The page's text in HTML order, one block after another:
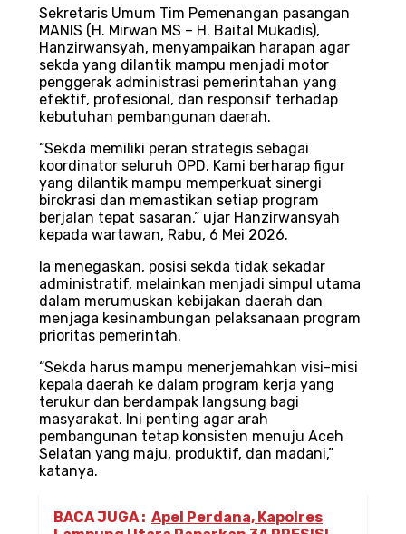
Sekretaris Umum Tim Pemenangan pasangan
MANIS (H. Mirwan MS – H. Baital Mukadis),
Hanzirwansyah, menyampaikan harapan agar
sekda yang dilantik mampu menjadi motor
penggerak administrasi pemerintahan yang
efektif, profesional, dan responsif terhadap
kebutuhan pembangunan daerah.
“Sekda memiliki peran strategis sebagai
koordinator seluruh OPD. Kami berharap figur
yang dilantik mampu memperkuat sinergi
birokrasi dan memastikan setiap program
berjalan tepat sasaran,” ujar Hanzirwansyah
kepada wartawan, Rabu, 6 Mei 2026.
Ia menegaskan, posisi sekda tidak sekadar
administratif, melainkan menjadi simpul utama
dalam merumuskan kebijakan daerah dan
menjaga kesinambungan pelaksanaan program
prioritas pemerintah.
“Sekda harus mampu menerjemahkan visi-misi
kepala daerah ke dalam program kerja yang
terukur dan berdampak langsung bagi
masyarakat. Ini penting agar arah
pembangunan tetap konsisten menuju Aceh
Selatan yang maju, produktif, dan madani,”
katanya.
BACA JUGA : Apel Perdana, Kapolres